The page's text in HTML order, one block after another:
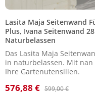
Lasita Maja Seitenwand
Plus, Ivana Seitenwand
Naturbelassen
Das Lasita Maja
in naturbelassen. Mit
Ihre Gartenutensilien.
Verkaufspreis:
576,88 € Regulärer Preis:
599,00 €